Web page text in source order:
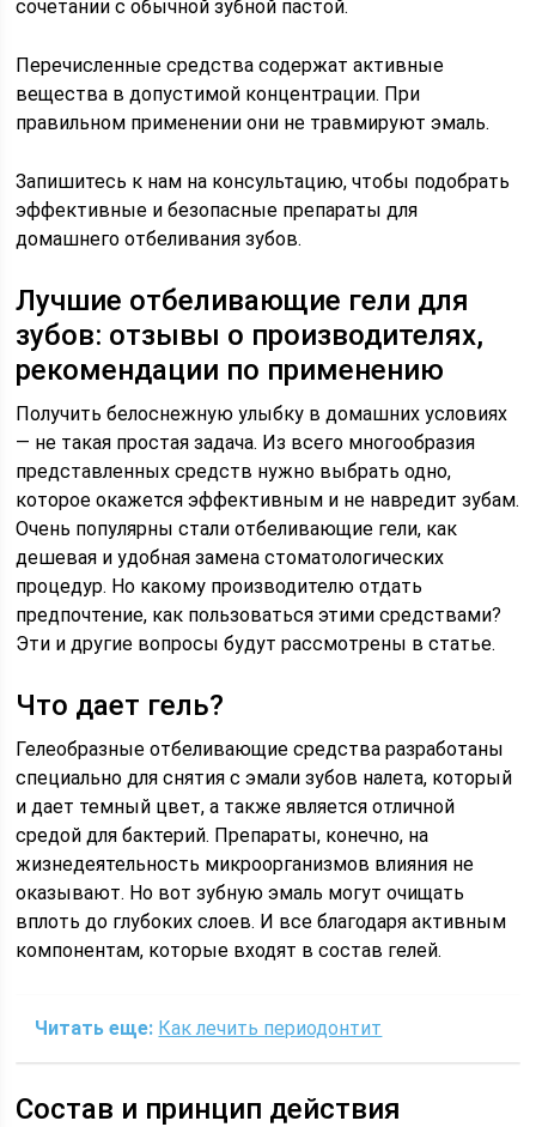
сочетании с обычной зубной пастой.
Перечисленные средства содержат активные
вещества в допустимой концентрации. При
правильном применении они не травмируют эмаль.
Запишитесь к нам на консультацию, чтобы подобрать
эффективные и безопасные препараты для
домашнего отбеливания зубов.
Лучшие отбеливающие гели для
зубов: отзывы о производителях,
рекомендации по применению
Получить белоснежную улыбку в домашних условиях
— не такая простая задача. Из всего многообразия
представленных средств нужно выбрать одно,
которое окажется эффективным и не навредит зубам.
Очень популярны стали отбеливающие гели, как
дешевая и удобная замена стоматологических
процедур. Но какому производителю отдать
предпочтение, как пользоваться этими средствами?
Эти и другие вопросы будут рассмотрены в статье.
Что дает гель?
Гелеобразные отбеливающие средства разработаны
специально для снятия с эмали зубов налета, который
и дает темный цвет, а также является отличной
средой для бактерий. Препараты, конечно, на
жизнедеятельность микроорганизмов влияния не
оказывают. Но вот зубную эмаль могут очищать
вплоть до глубоких слоев. И все благодаря активным
компонентам, которые входят в состав гелей.
Читать еще: Как лечить периодонтит
Состав и принцип действия